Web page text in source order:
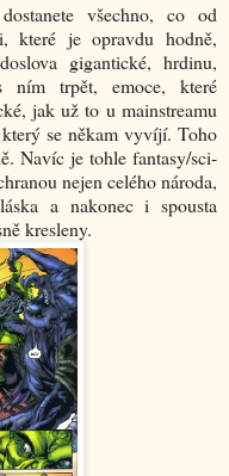
všechno, co od
které je opravdu hodně,
gigantické, hrdinu,
ním trpět, emoce, které
jak už to u mainstreamu
se někam vyvíjí. Toho
Navíc je tohle fantasy/sci-
nejen celého národa,
a nakonec i spousta
kresleny.